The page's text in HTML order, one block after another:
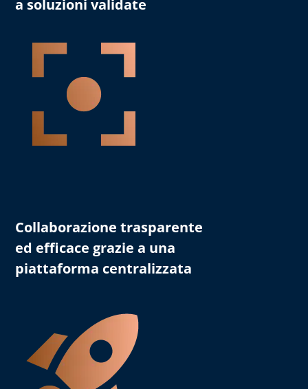
a soluzioni validate
Collaborazione trasparente
ed efficace grazie a una
piattaforma centralizzata